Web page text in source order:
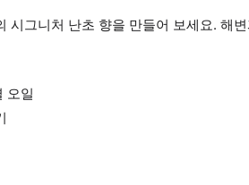
시그니처 난초 향을 만들어 보세요. 해
오일